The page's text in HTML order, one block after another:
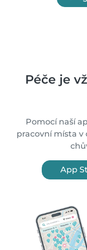
Péče je
Pomocí naší
pracovní místa
App